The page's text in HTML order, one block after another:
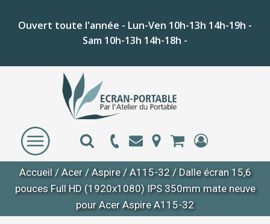
Ouvert toute l'année - Lun-Ven 10h-13h 14h-19h -
Sam 10h-13h 14h-18h -
Accueil/ Acer/ Aspire/ A115-32 / Dalle écran 15,6
pouces Full HD (1920x1080) IPS 350mm mate neuve
pour Acer Aspire A115-32